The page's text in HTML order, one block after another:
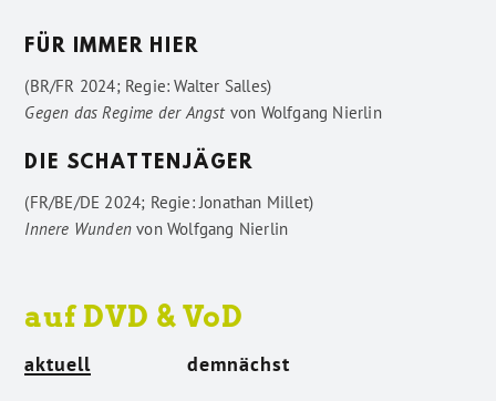
FÜR IMMER HIER
(BR/FR 2024; Regie: Walter Salles)
Gegen das Regime der Angstvon Wolfgang Nierlin
DIE SCHATTENJÄGER
(FR/BE/DE 2024; Regie: Jonathan Millet)
Innere Wunden vonWolfgang Nierlin
auf DVD & VoD
aktuell demnächst